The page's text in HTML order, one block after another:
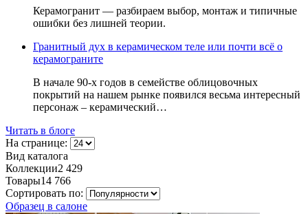
Керамогранит — разбираем выбор, монтаж и типичные
ошибки без лишней теории.
Гранитный дух в керамическом теле или почти всё о
керамограните
В начале 90-х годов в семействе облицовочных
покрытий на нашем рынке появился весьма интересный
персонаж – керамический…
Читать в блоге
На странице:
Вид каталога
Коллекции2 429
Товары14 766
Сортировать по:
Образец в салоне